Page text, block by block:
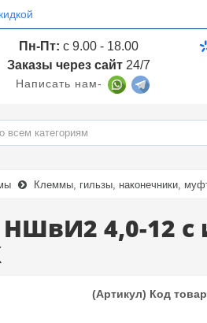
Пн-Пт: с 9.00 - 18.00
Заказы через сайт 24/7
Написать нам-
Клеммы, гильзы, наконечники,
4,0-12
(Артикул) Код